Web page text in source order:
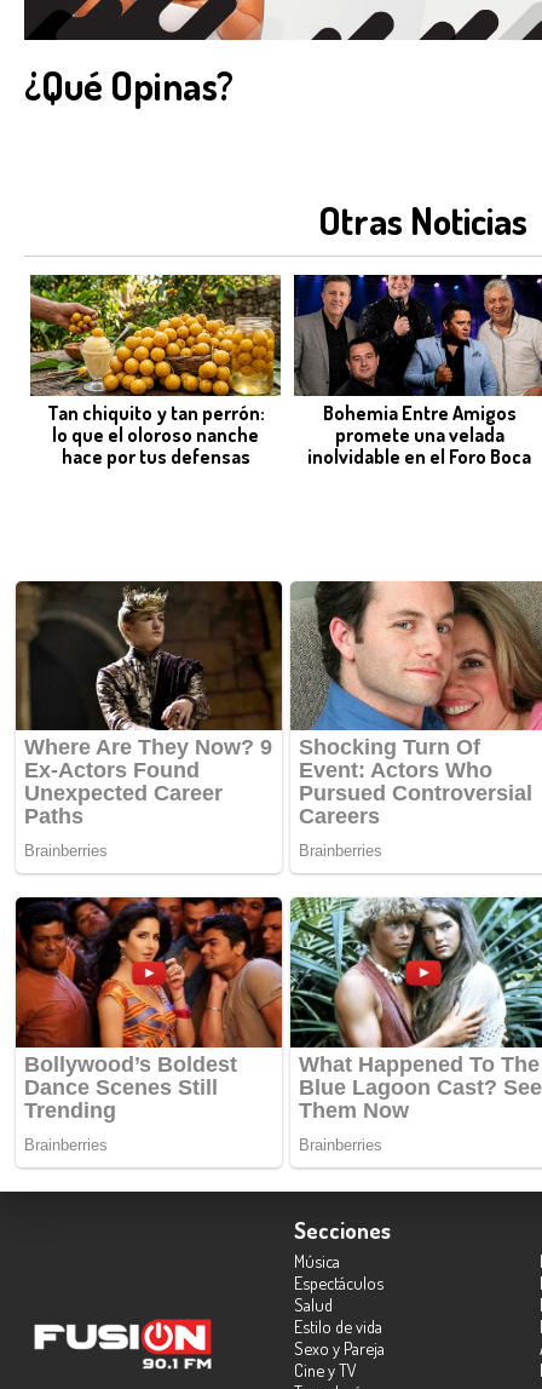
¿Qué Opinas?
Otras Noticias
Tan chiquito y tan perrón:
lo que el oloroso nanche
hace por tus defensas
Bohemia Entre Amigos
promete una velada
inolvidable en el Foro Boca
Secciones
Música
Espectáculos
Salud
Estilo de vida
Sexo y Pareja
Cine y TV